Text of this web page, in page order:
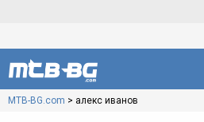
MTB-BG.com > алекс иванов